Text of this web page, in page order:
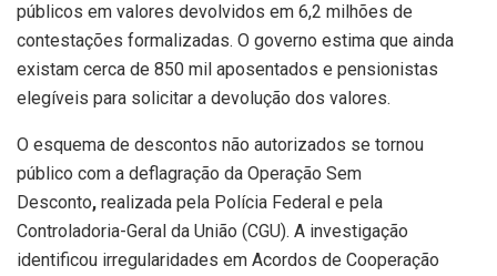
públicos em valores devolvidos em 6,2 milhões de
contestações formalizadas. O governo estima que ainda
existam cerca de 850 mil aposentados e pensionistas
elegíveis para solicitar a devolução dos valores.
O esquema de descontos não autorizados se tornou
público com a deflagração da Operação Sem
Desconto, realizada pela Polícia Federal e pela
Controladoria-Geral da União (CGU). A investigação
identificou irregularidades em Acordos de Cooperação